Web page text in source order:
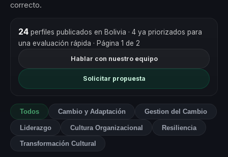
correcto.
24perfiles publicados en Bolivia · 4 ya priorizados para
una evaluación rápida · Página 1 de 2
Hablar con nuestro equipo
Solicitar propuesta
Todos Cambio y Adaptación Gestion del Cambio
Liderazgo Cultura Organizacional Resiliencia
Transformación Cultural